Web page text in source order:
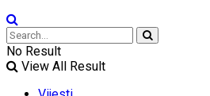
No Result
View All Result